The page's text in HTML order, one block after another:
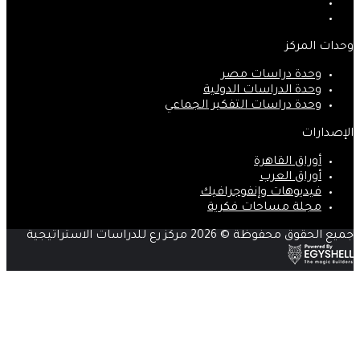
وحدات المركز
وحدة دراسات مصر
وحدة الدراسات الدولية
وحدة دراسات التفكير الجماعي
الإصدارات
أوراق القاهرة
أوراق العرب
فيديوهات وإنفوجرافيك
مجلة مساحات فكرية
جميع الحقوق محفوظة © 2026 مركز رع للدراسات الاستراتيجية